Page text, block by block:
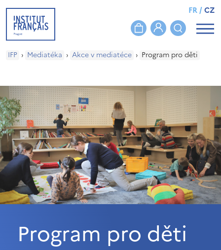
FR/CZ
IFP › Mediatéka › Akce v mediatéce › Program pro děti
Program pro děti